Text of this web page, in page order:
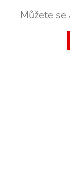
Můžete